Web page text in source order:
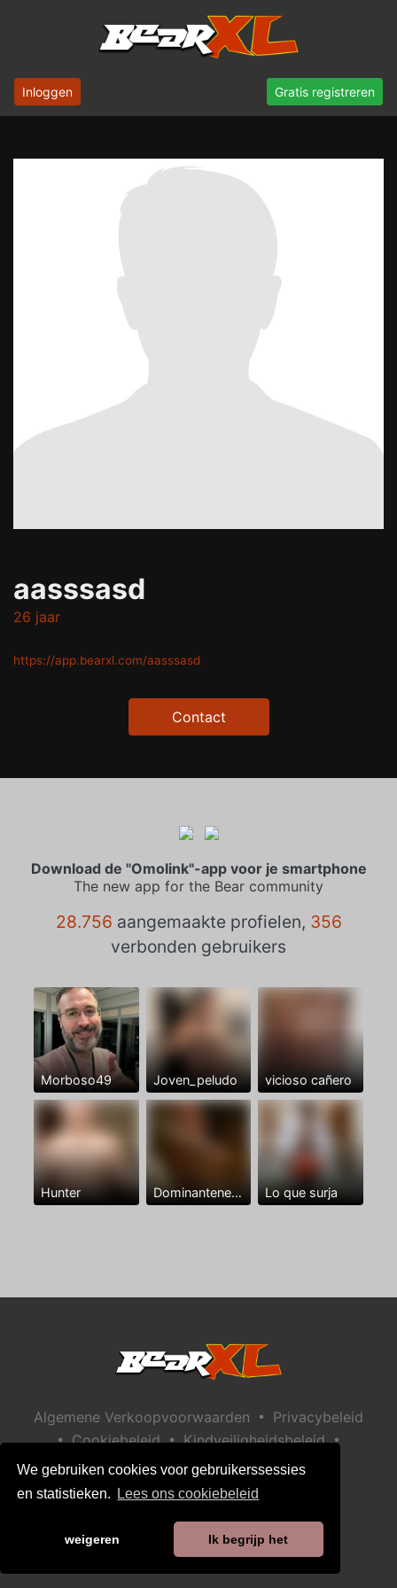
We gebruiken cookies voor gebruikerssessies
en statistieken.
Lees ons cookiebeleid
weigeren Ik begrijp het
Inloggen Gratis registreren
aasssasd
26 jaar
https://app.bearxl.com/aasssasd
Contact
Download de "Omolink"-app voor je smartphone
The new app for the Bear community
28.756 aangemaakte profielen, 356
verbonden gebruikers
Morboso49 Joven_peludo vicioso cañero
Hunter Dominantenegro ya Lo que surja
Algemene Verkoopvoorwaarden • Privacybeleid
• Cookiebeleid • Kindveiligheidsbeleid •
Help / Contact